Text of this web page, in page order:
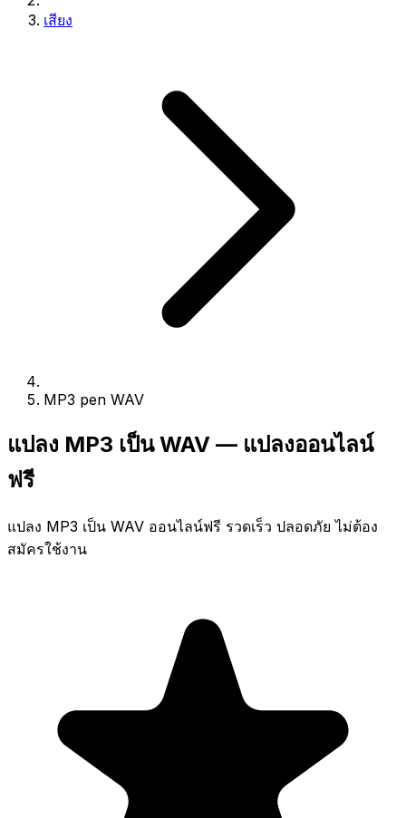
เสียง
MP3 pen WAV
แปลง MP3 เป็น WAV — แปลงออนไลน์
ฟรี
แปลง MP3 เป็น WAV ออนไลน์ฟรี รวดเร็ว ปลอดภัย ไม่ต้อง
สมัครใช้งาน